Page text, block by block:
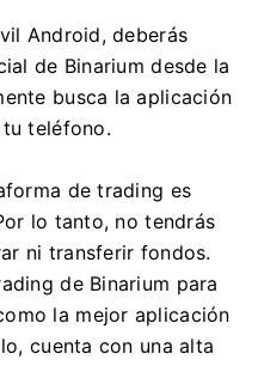
Android, deberás
de Binarium desde la
busca la aplicación
teléfono.
de trading es
lo tanto, no tendrás
ni transferir fondos.
de Binarium para
la mejor aplicación
cuenta con una alta